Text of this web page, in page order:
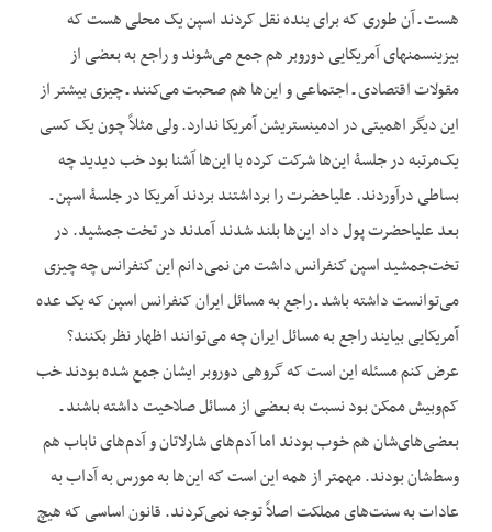
هست ـ آن طوری که برای بنده نقل کردند اسپن یک محلی هست که
بیزینس‏من‏های آمریکایی دوروبر هم جمع می‌شوند و راجع به بعضی از
مقولات اقتصادی ـ اجتماعی و این‌ها هم صحبت می‌کنند ـ چیزی بیشتر از
این دیگر اهمیتی در ادمینستریشن آمریکا ندارد. ولی مثلاً چون یک کسی
یک‌مرتبه در جلسۀ این‌ها شرکت کرده با این‌ها آشنا بود خب دیدید چه
بساطی درآوردند. علیاحضرت را برداشتند بردند آمریکا در جلسۀ اسپن ـ
بعد علیاحضرت پول داد این‌ها بلند شدند آمدند در تخت جمشید. در
تخت‌جمشید اسپن کنفرانس داشت من نمی‌دانم این کنفرانس چه چیزی
می‌توانست داشته باشد ـ راجع به مسائل ایران کنفرانس اسپن که یک عده
آمریکایی بیایند راجع به مسائل ایران چه می‌توانند اظهار نظر بکنند؟
عرض کنم مسئله این است که گروهی دوروبر ایشان جمع شده بودند خب
کم‌وبیش ممکن بود نسبت به بعضی از مسائل صلاحیت داشته باشند ـ
بعضی‌‌های‌شان هم خوب بودند اما آدم‌های شارلاتان و آدم‌های ناباب هم
وسط‌شان بودند. مهم‏تر از همه این است که این‌ها به مورس به آداب به
عادات به سنت‌های مملکت اصلاً توجه نمی‌کردند. قانون اساسی که هیچ